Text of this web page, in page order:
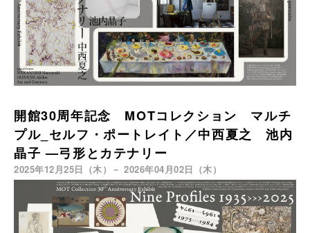
開館30周年記念 MOTコレクション マルチ
プル_セルフ・ポートレイト／中西夏之 池内
晶子 —弓形とカテナリー
2025年12月25日（木）－ 2026年04月02日（木）